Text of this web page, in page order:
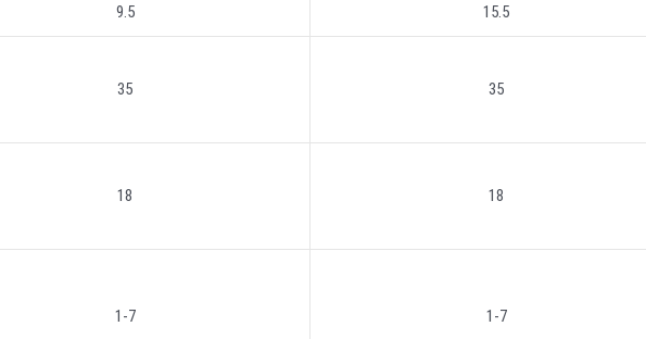
9.5 15.5
35 35
18 18
1-7 1-7